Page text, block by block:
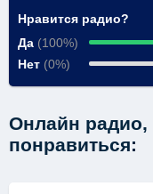
Нравится радио?
Да (100%)
Нет (0%)
Онлайн радио,
понравиться: